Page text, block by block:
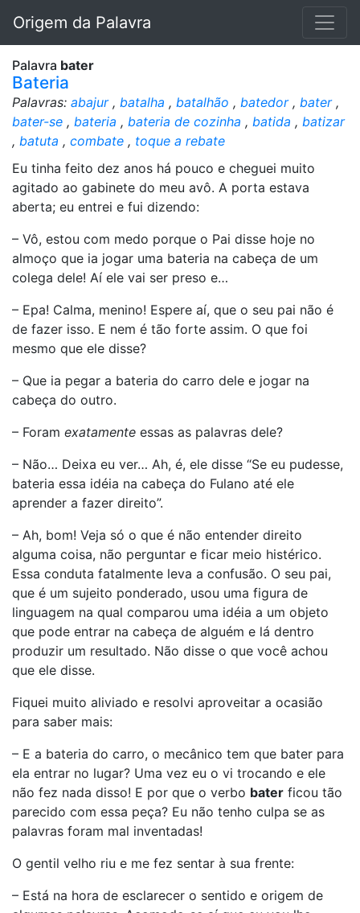
Origem da Palavra
Palavra bater
Bateria
Palavras: abajur, batalha , batalhão , batedor, bater,
bater-se , bateria , bateria de cozinha , batida , batizar
, batuta , combate , toque a rebate
Eu tinha feito dez anos há pouco e cheguei muito
agitado ao gabinete do meu avô. A porta estava
aberta; eu entrei e fui dizendo:
– Vô, estou com medo porque o Pai disse hoje no
almoço que ia jogar uma bateria na cabeça de um
colega dele! Aí ele vai ser preso e…
– Epa! Calma, menino! Espere aí, que o seu pai não é
de fazer isso. E nem é tão forte assim. O que foi
mesmo que ele disse?
– Que ia pegar a bateria do carro dele e jogar na
cabeça do outro.
– Foram exatamente essas as palavras dele?
– Não… Deixa eu ver… Ah, é, ele disse “Se eu pudesse,
bateria essa idéia na cabeça do Fulano até ele
aprender a fazer direito”.
– Ah, bom! Veja só o que é não entender direito
alguma coisa, não perguntar e ficar meio histérico.
Essa conduta fatalmente leva a confusão. O seu pai,
que é um sujeito ponderado, usou uma figura de
linguagem na qual comparou uma idéia a um objeto
que pode entrar na cabeça de alguém e lá dentro
produzir um resultado. Não disse o que você achou
que ele disse.
Fiquei muito aliviado e resolvi aproveitar a ocasião
para saber mais:
– E a bateria do carro, o mecânico tem que bater para
ela entrar no lugar? Uma vez eu o vi trocando e ele
não fez nada disso! E por que o verbo bater ficou tão
parecido com essa peça? Eu não tenho culpa se as
palavras foram mal inventadas!
O gentil velho riu e me fez sentar à sua frente:
– Está na hora de esclarecer o sentido e origem de